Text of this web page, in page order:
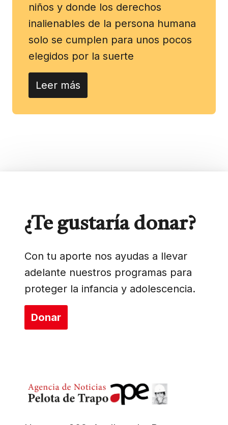
niños y donde los derechos
inalienables de la persona humana
solo se cumplen para unos pocos
elegidos por la suerte
Leer más
¿Te gustaría donar?
Con tu aporte nos ayudas a llevar
adelante nuestros programas para
proteger la infancia y adolescencia.
Donar